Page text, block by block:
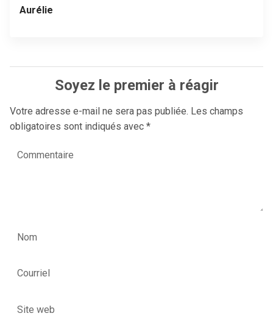
Aurélie
Soyez le premier à réagir
Votre adresse e-mail ne sera pas publiée. Les champs
obligatoires sont indiqués avec *
Commentaire
Nom
Courriel
Site web